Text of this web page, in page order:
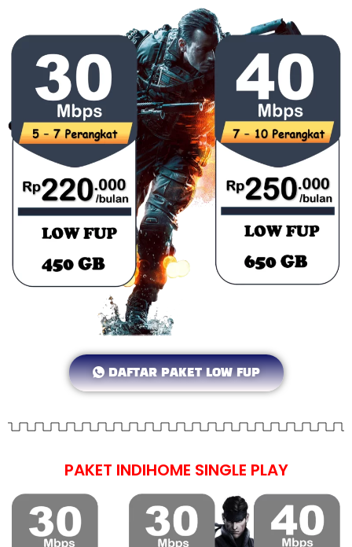
DAFTAR PAKET LOW FUP
PAKET INDIHOME SINGLE PLAY